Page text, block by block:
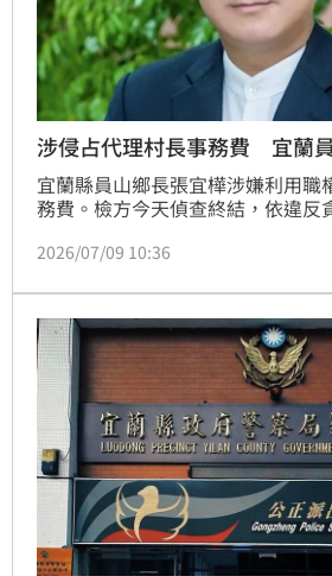
涉侵占代理村長事務費 宜蘭
宜蘭縣員山鄉長張宜樺涉嫌利用職
務費。檢方今天偵查終結，依違反
2026/07/09 10:36